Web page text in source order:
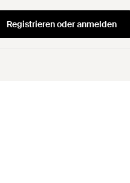
Registrieren oder anmelden